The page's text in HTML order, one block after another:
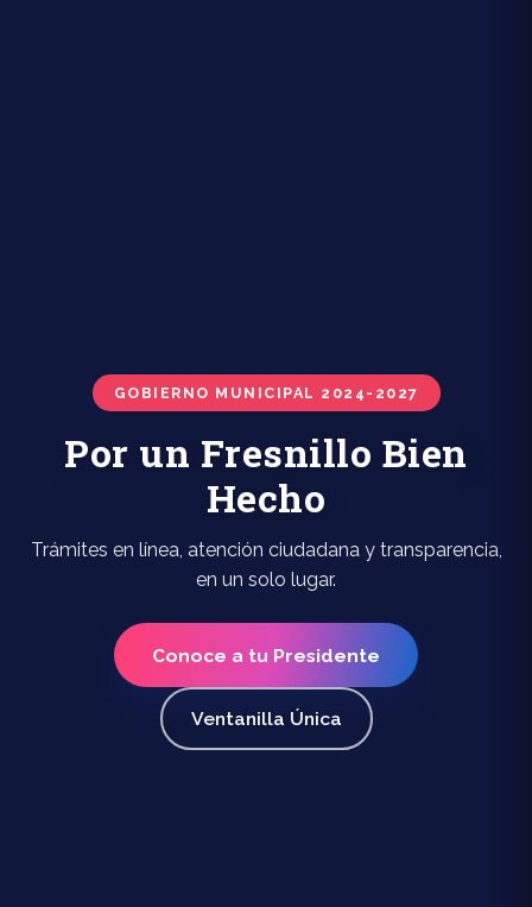
GOBIERNO MUNICIPAL 2024-2027
Por un Fresnillo Bien
Hecho
Trámites en línea, atención ciudadana y transparencia,
en un solo lugar.
Conoce a tu Presidente
Ventanilla Única